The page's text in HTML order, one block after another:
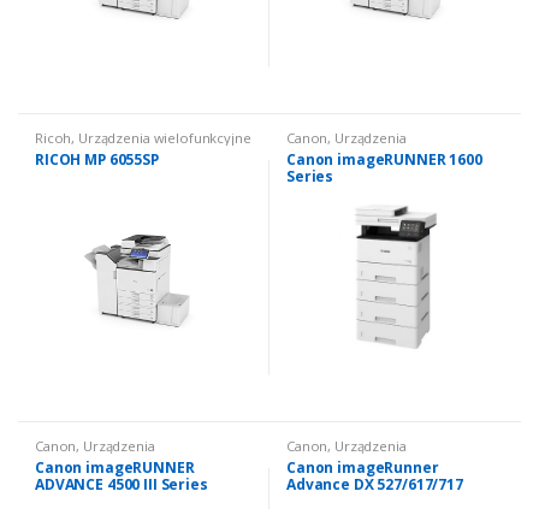
Ricoh, Urządzenia wielofunkcyjne
używane ,Urządzenia
wielofunkcyjne używane: czarno
RICOH MP 6055SP
Canon, Urządzenia
wielofunkcyjne używane,
Urządzenia wielofunkcyjne
używane: czarno białe
Canon imageRUNNER 1600
Series
Canon, Urządzenia
wielofunkcyjne używane,
Urządzenia wielofunkcyjne
używane: czarno białe
Canon imageRUNNER
ADVANCE 4500 III Series
Canon, Urządzenia
wielofunkcyjne używane
Urządzenia wielofunkcyjne
używane: czarno białe
Canon imageRunner
Advance DX 527/617/717